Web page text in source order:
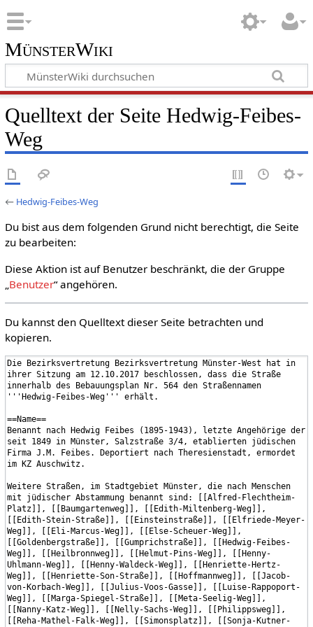
MünsterWiki
Quelltext der Seite Hedwig-Feibes-
Weg
← Hedwig-Feibes-Weg
Du bist aus dem folgenden Grund nicht berechtigt, die Seite
zu bearbeiten:
Diese Aktion ist auf Benutzer beschränkt, die der Gruppe
Benutzer“ angehören.
Du kannst den Quelltext dieser Seite betrachten und
kopieren.